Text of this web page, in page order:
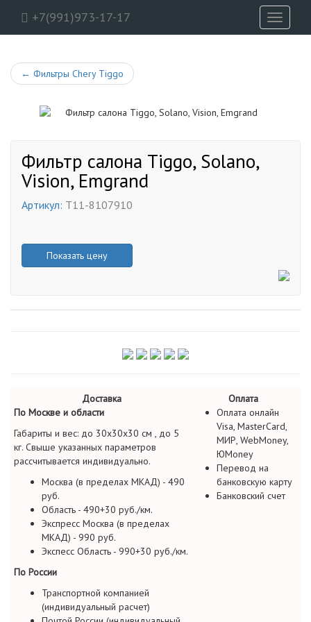
+7(991)973-17-17
Toggle
← Фильтры Chery Tiggo
Фильтр салона Tiggo, Solano,
Vision, Emgrand
Артикул: T11-8107910
Показать цену
Доставка
Оплата
По Москве и области
Габариты и вес: до 30х30х30 см , до 5
кг. Свыше указанных параметров
рассчитывается индивидуально.
Москва (в пределах МКАД) - 490
руб.
Область - 490+30 руб./км.
Экспресс Москва (в пределах
МКАД) - 990 руб.
Экспесс Область - 990+30 руб./км.
По России
Транспортной компанией
(индивидуальный расчет)
Оплата онлайн
Visa, MasterCard,
МИР, WebMoney,
ЮMoney
Перевод на
банковскую карту
Банковский счет